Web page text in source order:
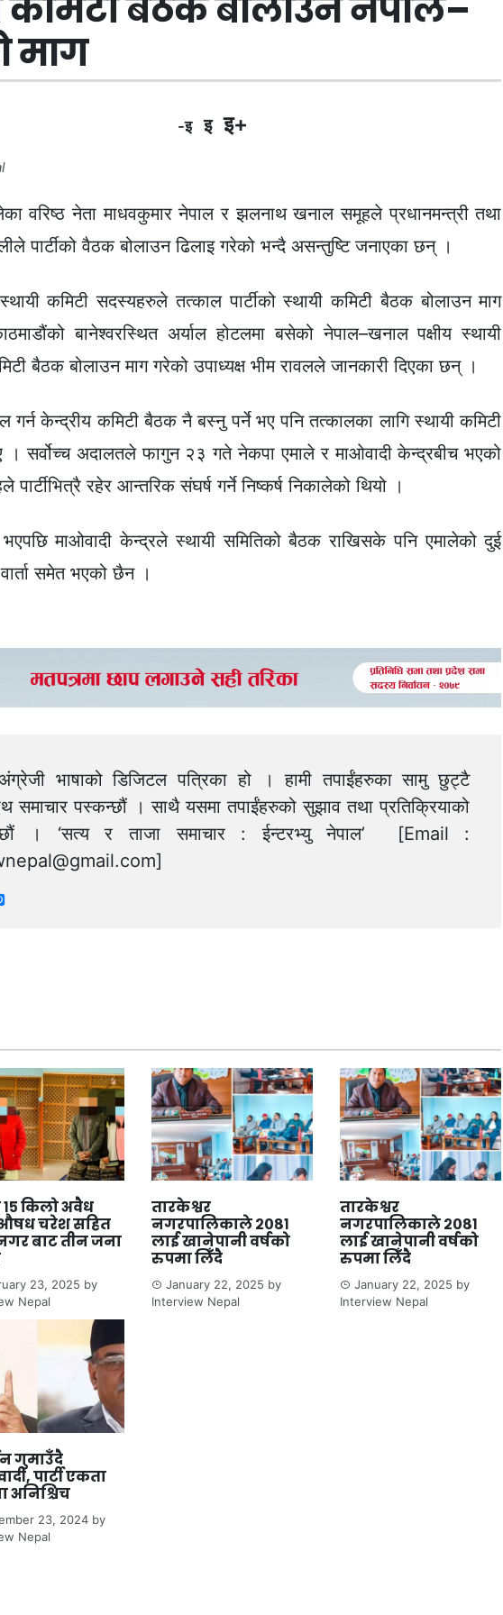
माग
-इ इ इ+
वरिष्ठ नेता माधवकुमार नेपाल र झलनाथ खनाल समूहले प्रधानमन्त्री तथा
पार्टीको वैठक बोलाउन ढिलाइ गरेको भन्दै असन्तुष्टि जनाएका छन् ।
कमिटी सदस्यहरुले तत्काल पार्टीको स्थायी कमिटी बैठक बोलाउन माग
बानेश्वरस्थित अर्याल होटलमा बसेको नेपाल–खनाल पक्षीय स्थायी
बैठक बोलाउन माग गरेको उपाध्यक्ष भीम रावलले जानकारी दिएका छन् ।
केन्द्रीय कमिटी बैठक नै बस्नु पर्ने भए पनि तत्कालका लागि स्थायी कमिटी
सर्वोच्च अदालतले फागुन २३ गते नेकपा एमाले र माओवादी केन्द्रबीच भएको
रहेर आन्तरिक संघर्ष गर्ने निष्कर्ष निकालेको थियो ।
भएपछि माओवादी केन्द्रले स्थायी समितिको बैठक राखिसके पनि एमालेको दुई
समेत भएको छैन ।
भाषाको डिजिटल पत्रिका हो । हामी तपाईंहरुका सामु छुट्टै
समाचार पस्कन्छौं । साथै यसमा तपाईंहरुको सुझाव तथा प्रतिक्रियाको
। ‘सत्य र ताजा समाचार : ईन्टरभ्यु नेपाल’ [Email :
]
किलो अवैध
चरेश सहित
बाट तीन जना
23, 2025 by
Nepal
तारकेश्वर
नगरपालिकाले २०८१
लाई खानेपानी वर्षको
रुपमा लिँदै
January 22, 2025 by
Interview Nepal
तारकेश्वर
नगरपालिकाले २०८१
लाई खानेपानी वर्षको
रुपमा लिँदै
January 22, 2025 by
Interview Nepal
गुमाउँदै
पार्टी एकता
अनिश्चिच
23, 2024 by
Nepal